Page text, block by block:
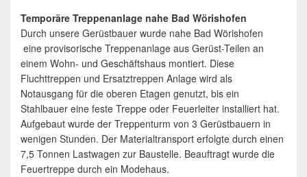
Temporäre Treppenanlage nahe Bad Wörishofen
Durch unsere Gerüstbauer wurde nahe Bad Wörishofen
eine provisorische Treppenanlage aus Gerüst-Teilen an
einem Wohn- und Geschäftshaus montiert. Diese
Fluchttreppen und Ersatztreppen Anlage wird als
Notausgang für die oberen Etagen genutzt, bis ein
Stahlbauer eine feste Treppe oder Feuerleiter installiert hat.
Aufgebaut wurde der Treppenturm von 3 Gerüstbauern in
wenigen Stunden. Der Materialtransport erfolgte durch einen
7,5 Tonnen Lastwagen zur Baustelle. Beauftragt wurde die
Feuertreppe durch ein Modehaus.